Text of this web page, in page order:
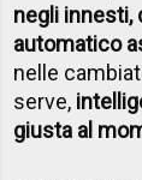
negli innesti,
automatico
nelle
serve,
giusta al